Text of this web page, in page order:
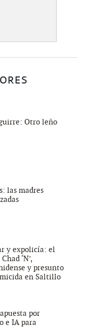
Otro leño
las madres
y expolicía: el
‘N’,
y presunto
en Saltillo
por
e IA para